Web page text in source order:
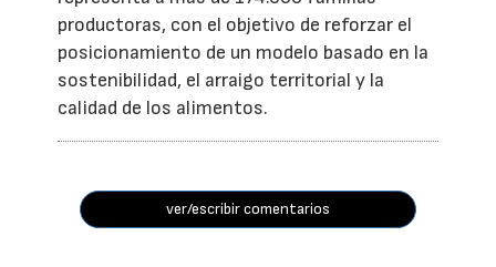
productoras, con el objetivo de reforzar el
posicionamiento de un modelo basado en la
sostenibilidad, el arraigo territorial y la
calidad de los alimentos.
ver/escribir comentarios